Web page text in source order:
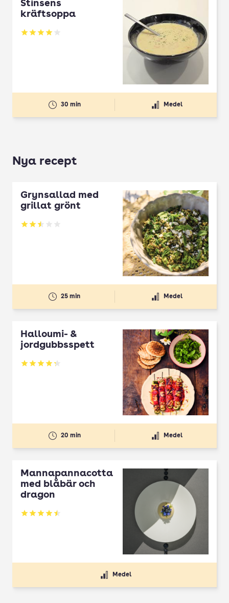
Stinsens
kräftsoppa
Betyg: 4 av 5
30 min Medel
Nya recept
Grynsallad med
grillat grönt
Betyg: 2.5 av 5
25 min Medel
Halloumi- &
jordgubbsspett
Betyg: 4.3 av 5
20 min Medel
Mannapannacotta
med blåbär och
dragon
Betyg: 4.5 av 5
Medel